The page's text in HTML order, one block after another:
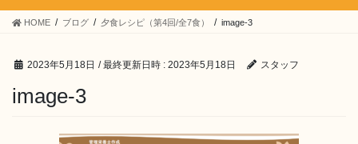
ス
ン
HOME ブログ 夕食レシピ（第4回/全7食） image-3
2023年5月18日 / 最終更新日時 : 2023年5月18日 スタッフ
image-3